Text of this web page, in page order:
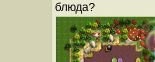
блюда?